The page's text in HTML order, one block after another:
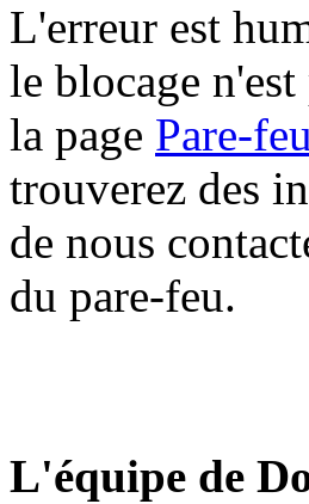
L'erreur est
le blocage
la page Pare-
trouverez des
de nous
du pare-feu.
L'équipe de